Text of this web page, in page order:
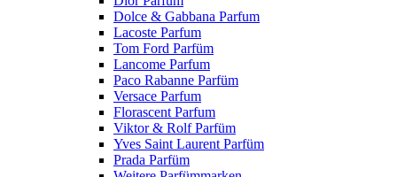
Dolce & Gabbana Parfum
Lacoste Parfum
Tom Ford Parfüm
Lancome Parfum
Paco Rabanne Parfüm
Versace Parfum
Florascent Parfum
Viktor & Rolf Parfüm
Yves Saint Laurent Parfüm
Prada Parfüm